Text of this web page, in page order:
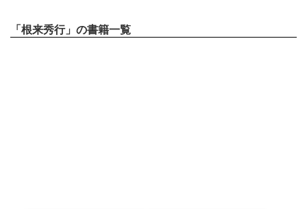
「根来秀行」の書籍一覧